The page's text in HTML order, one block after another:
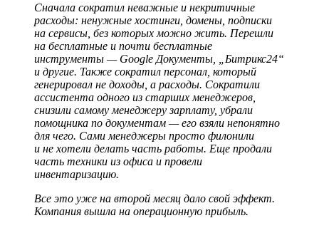
Сначала сократил неважные и некритичные
расходы: ненужные хостинги, домены, подписки
на сервисы, без которых можно жить. Перешли
на бесплатные и почти бесплатные
инструменты — Google Документы, „Битрикс24“
и другие. Также сократил персонал, который
генерировал не доходы, а расходы. Сократили
ассистента одного из старших менеджеров,
снизили самому менеджеру зарплату, убрали
помощника по документам — его взяли непонятно
для чего. Сами менеджеры просто филонили
и не хотели делать часть работы. Еще продали
часть техники из офиса и провели
инвентаризацию.
Все это уже на второй месяц дало свой эффект.
Компания вышла на операционную прибыль.